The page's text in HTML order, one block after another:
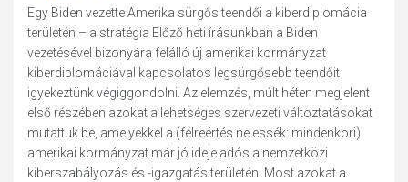
Egy Biden vezette Amerika sürgős teendői a kiberdiplomácia
területén – a stratégia Előző heti írásunkban a Biden
vezetésével bizonyára felálló új amerikai kormányzat
kiberdiplomáciával kapcsolatos legsürgősebb teendőit
igyekeztünk végiggondolni. Az elemzés, múlt héten megjelent
első részében azokat a lehetséges szervezeti változtatásokat
mutattuk be, amelyekkel a (félreértés ne essék: mindenkori)
amerikai kormányzat már jó ideje adós a nemzetközi
kiberszabályozás és -igazgatás területén. Most azokat a